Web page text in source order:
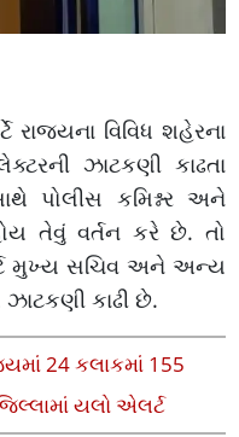
રાજ્યના વિવિધ શહેરના
ઝાટકણી કાઢતા
પોલીસ કમિશ્નર અને
તેવું વર્તન કરે છે. તો
મુખ્ય સચિવ અને અન્ય
કાઢી છે.
24 કલાકમાં 155
યલો એલર્ટ